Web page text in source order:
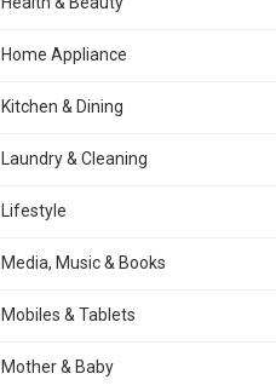
Home Appliance
Kitchen & Dining
Laundry & Cleaning
Lifestyle
Media, Music & Books
Mobiles & Tablets
Mother & Baby